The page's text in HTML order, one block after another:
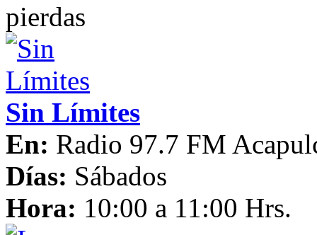
Sin Límites
En: Radio 97.7 FM
Días: Sábados
Hora: 10:00 a 11:00 Hrs.